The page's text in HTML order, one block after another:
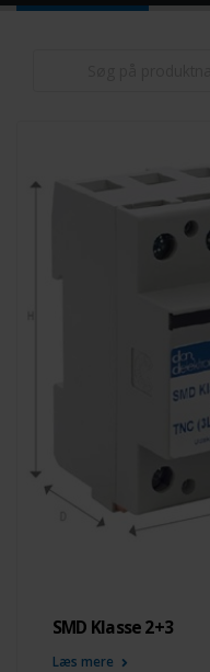
SMD Klasse 2+3
Læs mere